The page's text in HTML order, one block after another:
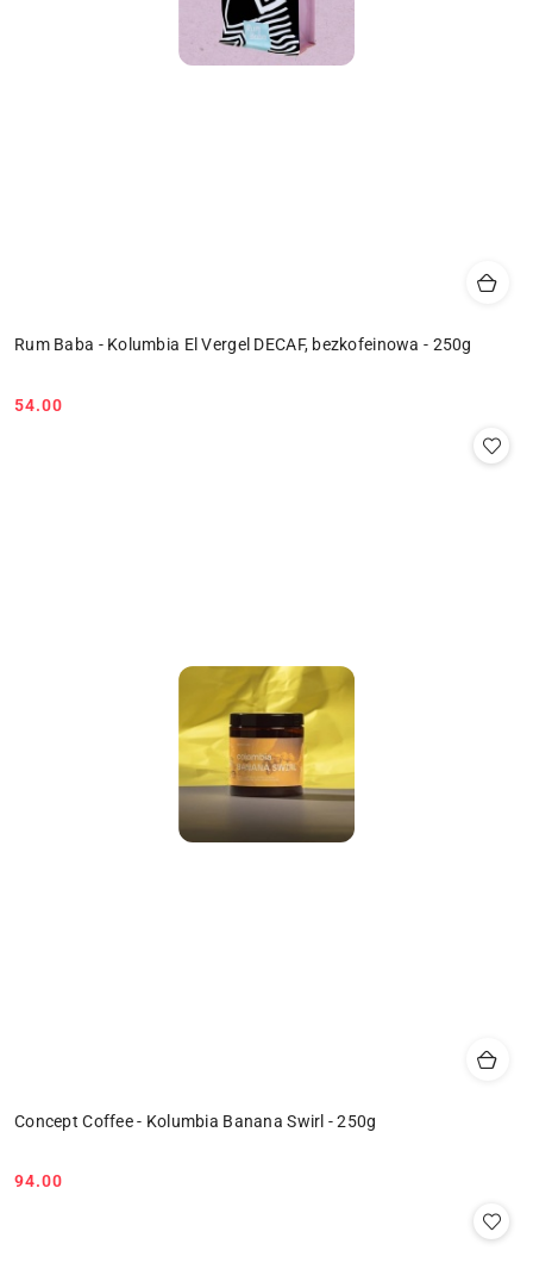
Rum Baba - Kolumbia El Vergel DECAF, bezkofeinowa - 250g
Cena:
54.00
Concept Coffee - Kolumbia Banana Swirl - 250g
Cena:
94.00